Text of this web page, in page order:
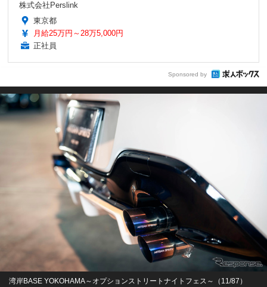
株式会社Perslink
東京都
月給25万円～28万5,000円
正社員
Sponsored by
湾岸BASE YOKOHAMA～オプションストリートナイトフェス～（11/87）